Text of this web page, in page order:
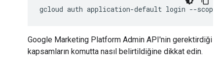
gcloud auth application-default login --scopes
Google Marketing Platform Admin API'nin gerektirdiği
kapsamların komutta nasıl belirtildiğine dikkat edin.